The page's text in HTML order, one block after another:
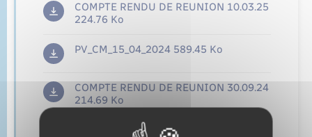
COMPTE RENDU DE REUNION 10.03.25
224.76 Ko
PV_CM_15_04_2024 589.45 Ko
COMPTE RENDU DE REUNION 30.09.24
214.69 Ko
COMPTE RENDU DE REUNION 16.10.23